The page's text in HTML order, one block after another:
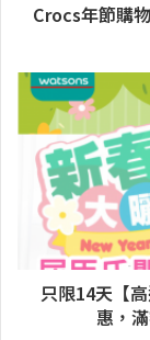
Crocs年節購
只限14天【
惠，